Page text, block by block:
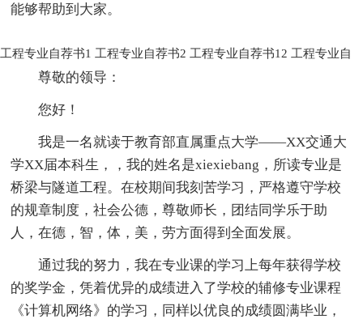
能够帮助到大家。
工程专业自荐书1
尊敬的领导：
您好！
我是一名就读于教育部直属重点大学——XX交通大
学XX届本科生，，我的姓名是xiexiebang，所读专业是
桥梁与隧道工程。在校期间我刻苦学习，严格遵守学校
的规章制度，社会公德，尊敬师长，团结同学乐于助
人，在德，智，体，美，劳方面得到全面发展。
通过我的努力，我在专业课的学习上每年获得学校
的奖学金，凭着优异的成绩进入了学校的辅修专业课程
《计算机网络》的学习，同样以优良的成绩圆满毕业，
工程专业自荐书2 工程专业自荐书12 工程专业自